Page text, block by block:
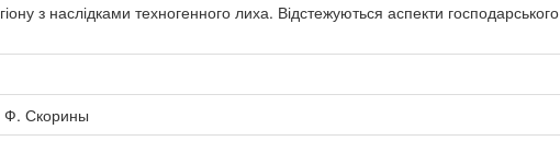
з наслідками техногенного лиха. Відстежуються аспекти господарського
Ф. Скорины